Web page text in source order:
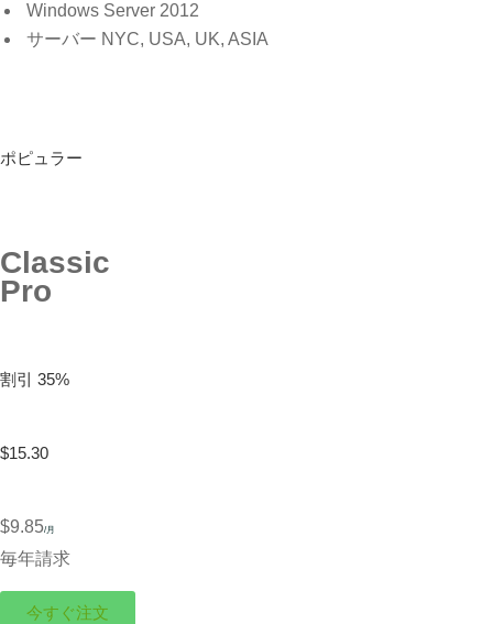
Windows Server 2012
サーバー NYC, USA, UK, ASIA
ポピュラー
Classic
Pro
割引 35%
$15.30
$9.85/月
毎年請求
今すぐ注文